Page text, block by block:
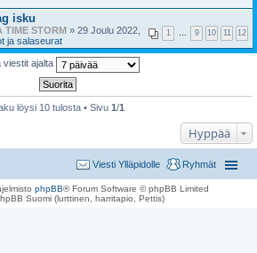
isku
1 9 10 11 12
TIME STORM » 29 Joulu 2022,
ja salaseurat
viestit ajalta
löysi 10 tulosta • Sivu 1/1
Hyppää
Ryhmät
Viesti Ylläpidolle
phpBB® Forum Software © phpBB Limited
Suomi (lurttinen, harritapio, Pettis)